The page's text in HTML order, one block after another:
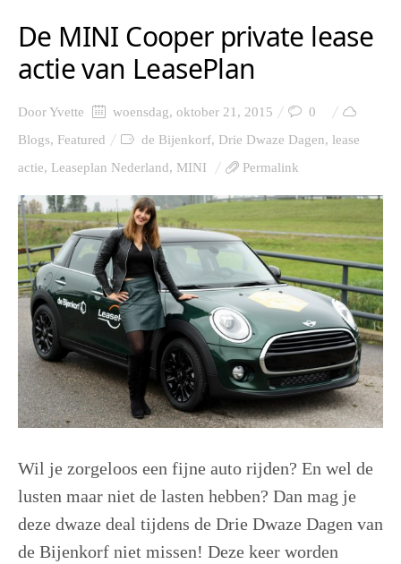
De MINI Cooper private lease
actie van LeasePlan
DoorYvette woensdag, oktober 21, 2015
0
Blogs, Featured de Bijenkorf, Drie Dwaze Dagen, lease
actie, Leaseplan Nederland, MINI Permalink
Wil je zorgeloos een fijne auto rijden? En wel de
lusten maar niet de lasten hebben? Dan mag je
deze dwaze deal tijdens de Drie Dwaze Dagen van
de Bijenkorf niet missen! Deze keer worden